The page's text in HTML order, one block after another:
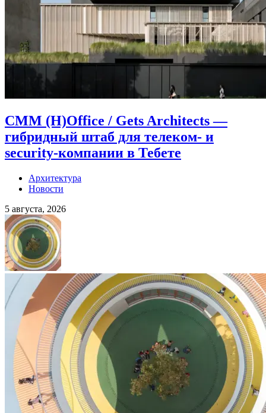
CMM (H)Office / Gets Architects —
гибридный штаб для телеком- и
security-компании в Тебете
Архитектура
Новости
5 августа, 2026